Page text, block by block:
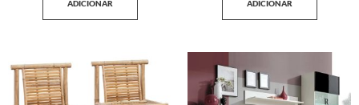
ADICIONAR ADICIONAR